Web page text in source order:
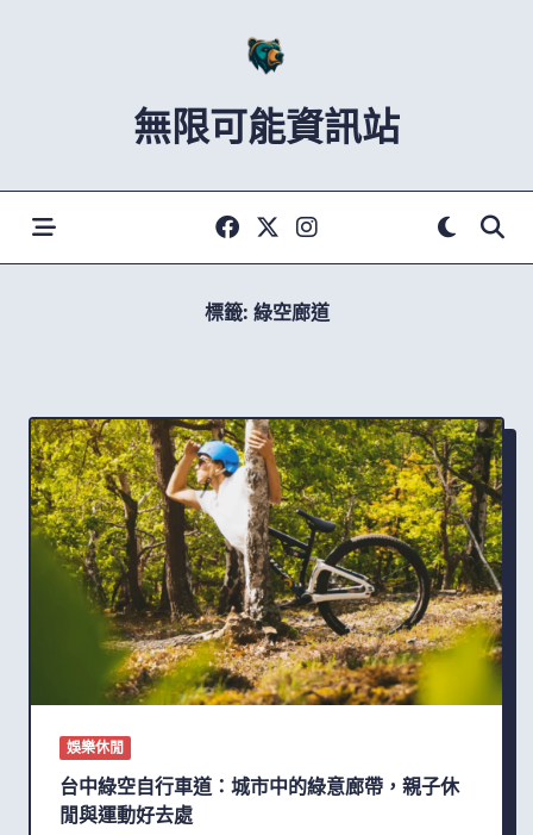
無限可能資訊站
標籤: 綠空廊道
娛樂休閒
台中綠空自行車道：城市中的綠意廊帶，親子休
閒與運動好去處